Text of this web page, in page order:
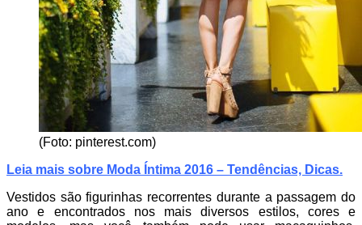
(Foto: pinterest.com)
Leia mais sobre Moda Íntima 2016 – Tendências, Dicas.
Vestidos são figurinhas recorrentes durante a passagem do
ano e encontrados nos mais diversos estilos, cores e